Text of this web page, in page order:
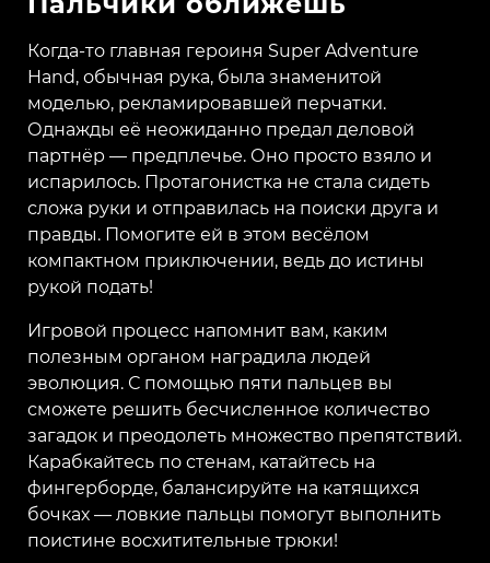
Когда-то главная героиня Super Adventure
Hand, обычная рука, была знаменитой
моделью, рекламировавшей перчатки.
Однажды её неожиданно предал деловой
партнёр — предплечье. Оно просто взяло и
испарилось. Протагонистка не стала сидеть
сложа руки и отправилась на поиски друга и
правды. Помогите ей в этом весёлом
компактном приключении, ведь до истины
рукой подать!
Игровой процесс напомнит вам, каким
полезным органом наградила людей
эволюция. С помощью пяти пальцев вы
сможете решить бесчисленное количество
загадок и преодолеть множество препятствий.
Карабкайтесь по стенам, катайтесь на
фингерборде, балансируйте на катящихся
бочках — ловкие пальцы помогут выполнить
поистине восхитительные трюки!